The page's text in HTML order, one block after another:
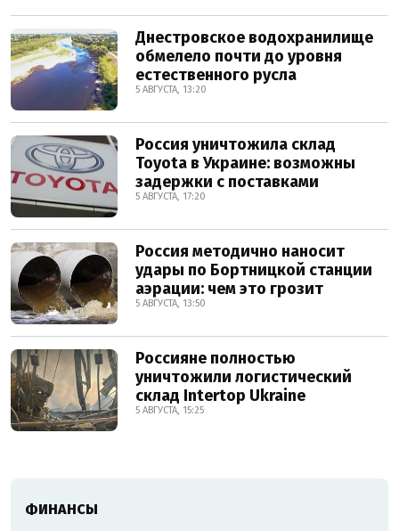
Днестровское водохранилище
обмелело почти до уровня
естественного русла
5 АВГУСТА, 13:20
Россия уничтожила склад
Toyota в Украине: возможны
задержки с поставками
5 АВГУСТА, 17:20
Россия методично наносит
удары по Бортницкой станции
аэрации: чем это грозит
5 АВГУСТА, 13:50
Россияне полностью
уничтожили логистический
склад Intertop Ukraine
5 АВГУСТА, 15:25
ФИНАНСЫ